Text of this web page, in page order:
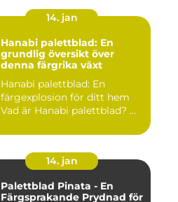
14. jan
Hanabi palettblad: En
grundlig översikt över
denna färgrika växt
Hanabi palettblad: En
färgexplosion för ditt hem
Vad är Hanabi palettblad? ...
14. jan
Palettblad Pinata - En
Färgsprakande Prydnad för